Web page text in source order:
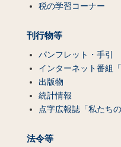
税の学習コーナー
刊行物等
パンフレット・手引
インターネット番組「
出版物
統計情報
点字広報誌「私たちの
法令等